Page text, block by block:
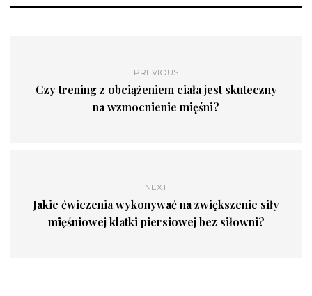
PREVIOUS
Czy trening z obciążeniem ciała jest skuteczny
na wzmocnienie mięśni?
NEXT
Jakie ćwiczenia wykonywać na zwiększenie siły
mięśniowej klatki piersiowej bez siłowni?